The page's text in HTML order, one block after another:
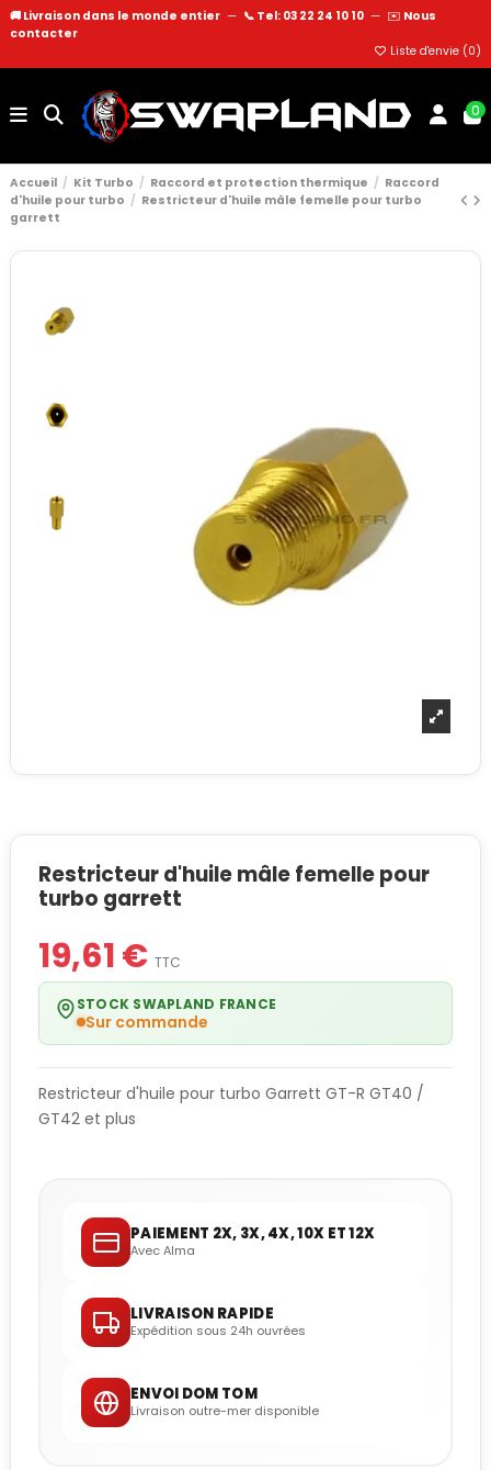
🚚 Livraison dans le monde entier — 📞 Tel: 03 22 24 10 10 — ✉️ Nous
contacter
Liste d'envie (0)
0
Accueil Kit Turbo Raccord et protection thermique
Raccord
d'huile pour turbo
Restricteur d'huile mâle femelle pour turbo
garrett
Restricteur d'huile mâle femelle pour
turbo garrett
19,61 € TTC
STOCK SWAPLAND FRANCE
Sur commande
Restricteur d'huile pour turbo Garrett GT-R GT40 /
GT42 et plus
PAIEMENT 2X, 3X, 4X, 10X ET 12X
Avec Alma
LIVRAISON RAPIDE
Expédition sous 24h ouvrées
ENVOI DOM TOM
Livraison outre-mer disponible